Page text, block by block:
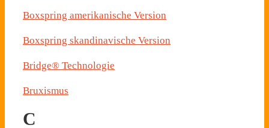
Boxspring amerikanische Version
Boxspring skandinavische Version
Bridge® Technologie
Bruxismus
C